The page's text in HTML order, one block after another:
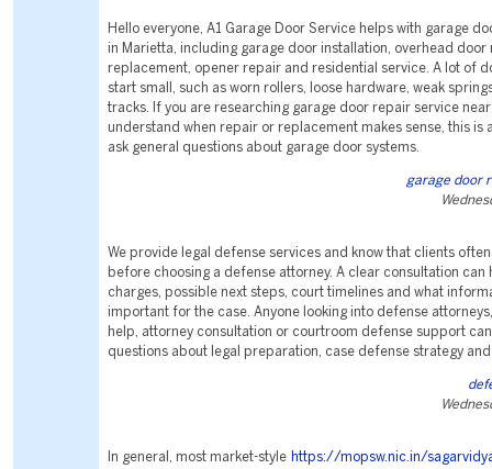
Hello everyone, A1 Garage Door Service helps with garage
in Marietta, including garage door installation, overhead door
replacement, opener repair and residential service. A lot of
start small, such as worn rollers, loose hardware, weak
tracks. If you are researching garage door repair service
understand when repair or replacement makes sense, this is
ask general questions about garage door systems.
garage door
We provide legal defense services and know that clients
before choosing a defense attorney. A clear consultation can
charges, possible next steps, court timelines and what
important for the case. Anyone looking into defense
help, attorney consultation or courtroom defense support
questions about legal preparation, case defense strategy
In general, most market-style https://mopsw.nic.in/